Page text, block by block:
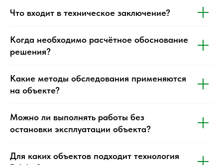
Что входит в техническое заключение?
Когда необходимо расчётное обоснование
решения?
Какие методы обследования применяются
на объекте?
Можно ли выполнять работы без
остановки эксплуатации объекта?
Для каких объектов подходит технология